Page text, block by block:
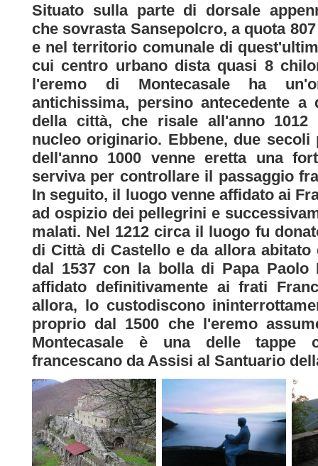
Situato sulla parte di dorsale
che sovrasta Sansepolcro, a quota
e nel territorio comunale di
cui centro urbano dista quasi 8
l'eremo di Montecasale ha
antichissima, persino antecedente a
della città, che risale all'anno 1012
nucleo originario. Ebbene, due secoli
dell'anno 1000 venne eretta una
serviva per controllare il passaggio
In seguito, il luogo venne affidato ai
ad ospizio dei pellegrini e
malati. Nel 1212 circa il luogo fu
di Città di Castello e da allora
dal 1537 con la bolla di Papa
affidato definitivamente ai frati
allora, lo custodiscono
proprio dal 1500 che l'eremo
Montecasale è una delle tappe
francescano da Assisi al Santuario